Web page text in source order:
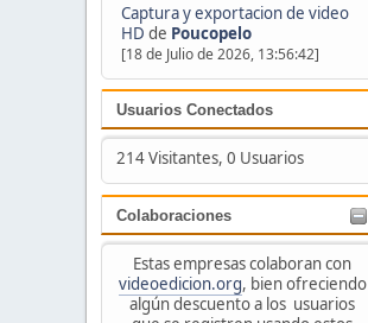
Captura y exportacion de video
HD de Poucopelo
[18 de Julio de 2026, 13:56:42]
Usuarios Conectados
214 Visitantes, 0 Usuarios
Colaboraciones
Estas empresas colaboran con
videoedicion.org, bien ofreciendo
algún descuento a los usuarios